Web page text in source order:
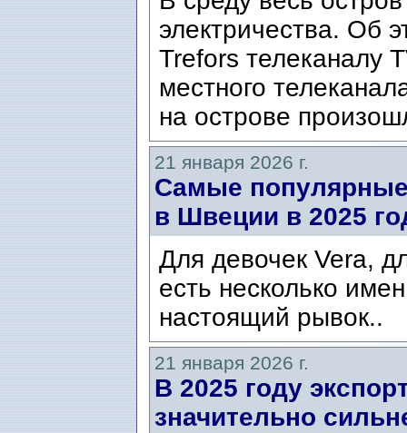
электричества. Об
Trefors телеканалу
местного
на острове
21 января 2026 г.
Самые
в Швеции в 2025
Для девочек Vera,
есть несколько
настоящий рывок..
21 января 2026 г.
В 2025 году
значительно